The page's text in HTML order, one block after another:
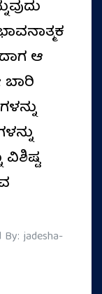
ಆ
ಬಾರಿ
ವಿಶಿಷ್ಟ
jadesha-